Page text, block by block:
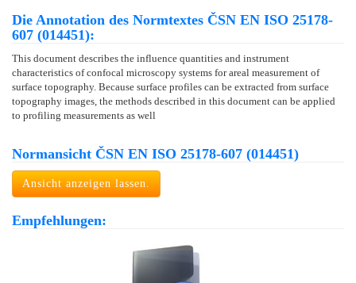
Die Annotation des Normtextes ČSN EN ISO 25178-
607 (014451):
This document describes the influence quantities and instrument
characteristics of confocal microscopy systems for areal measurement of
surface topography. Because surface profiles can be extracted from surface
topography images, the methods described in this document can be applied
to profiling measurements as well
Normansicht ČSN EN ISO 25178-607 (014451)
Ansicht anzeigen lassen.
Empfehlungen: